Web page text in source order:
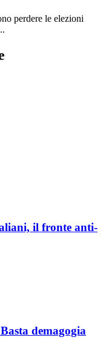
perdere le elezioni
il fronte anti-
demagogia